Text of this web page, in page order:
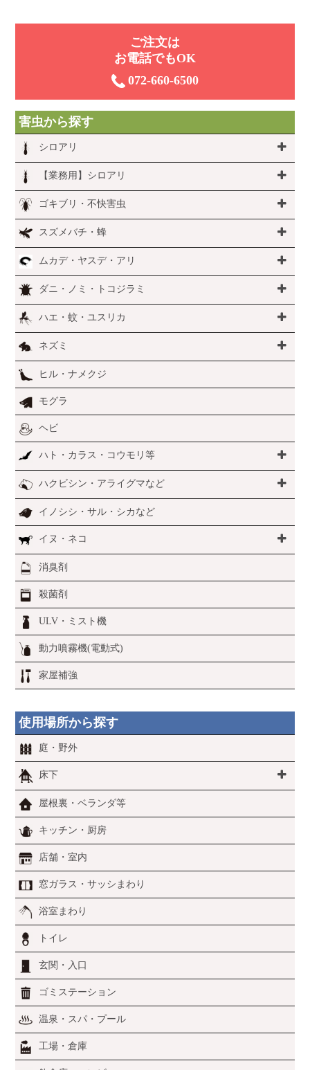
ご注⽂は
お電話でもOK
072-660-6500
害虫から探す
シロアリ
【業務用】シロアリ
ゴキブリ・不快害虫
スズメバチ・蜂
ムカデ・ヤスデ・アリ
ダニ・ノミ・トコジラミ
ハエ・蚊・ユスリカ
ネズミ
ヒル・ナメクジ
モグラ
ヘビ
ハト・カラス・コウモリ等
ハクビシン・アライグマなど
イノシシ・サル・シカなど
イヌ・ネコ
消臭剤
殺菌剤
ULV・ミスト機
動力噴霧機(電動式)
家屋補強
使用場所から探す
庭・野外
床下
屋根裏・ベランダ等
キッチン・厨房
店舗・室内
窓ガラス・サッシまわり
浴室まわり
トイレ
玄関・入口
ゴミステーション
温泉・スパ・プール
工場・倉庫